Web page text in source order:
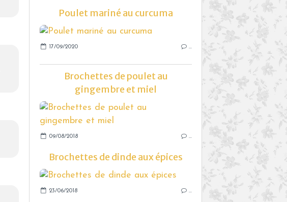
Poulet mariné au curcuma
17/09/2020 …
Brochettes de poulet au
gingembre et miel
09/08/2018 …
Brochettes de dinde aux épices
23/06/2018 …